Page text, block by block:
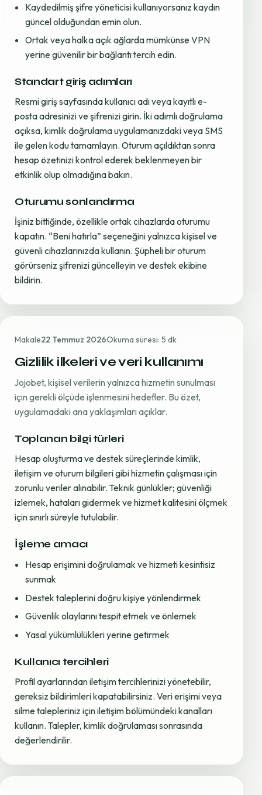
Kaydedilmiş şifre yöneticisi kullanıyorsanız kaydın
güncel olduğundan emin olun.
Ortak veya halka açık ağlarda mümkünse VPN
yerine güvenilir bir bağlantı tercih edin.
Standart giriş adımları
Resmi giriş sayfasında kullanıcı adı veya kayıtlı e-
posta adresinizi ve şifrenizi girin. İki adımlı doğrulama
açıksa, kimlik doğrulama uygulamanızdaki veya SMS
ile gelen kodu tamamlayın. Oturum açıldıktan sonra
hesap özetinizi kontrol ederek beklenmeyen bir
etkinlik olup olmadığına bakın.
Oturumu sonlandırma
İşiniz bittiğinde, özellikle ortak cihazlarda oturumu
kapatın. “Beni hatırla” seçeneğini yalnızca kişisel ve
güvenli cihazlarınızda kullanın. Şüpheli bir oturum
görürseniz şifrenizi güncelleyin ve destek ekibine
bildirin.
Makale22 Temmuz 2026Okuma süresi: 5 dk
Gizlilik ilkeleri ve veri kullanımı
Jojobet, kişisel verilerin yalnızca hizmetin sunulması
için gerekli ölçüde işlenmesini hedefler. Bu özet,
uygulamadaki ana yaklaşımları açıklar.
Toplanan bilgi türleri
Hesap oluşturma ve destek süreçlerinde kimlik,
iletişim ve oturum bilgileri gibi hizmetin çalışması için
zorunlu veriler alınabilir. Teknik günlükler; güvenliği
izlemek, hataları gidermek ve hizmet kalitesini ölçmek
için sınırlı süreyle tutulabilir.
İşleme amacı
Hesap erişimini doğrulamak ve hizmeti kesintisiz
sunmak
Destek taleplerini doğru kişiye yönlendirmek
Güvenlik olaylarını tespit etmek ve önlemek
Yasal yükümlülükleri yerine getirmek
Kullanıcı tercihleri
Profil ayarlarından iletişim tercihlerinizi yönetebilir,
gereksiz bildirimleri kapatabilirsiniz. Veri erişimi veya
silme talepleriniz için iletişim bölümündeki kanalları
kullanın. Talepler, kimlik doğrulaması sonrasında
değerlendirilir.